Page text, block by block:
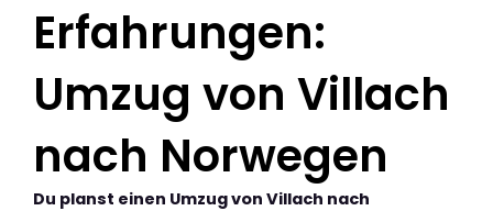
Erfahrungen:
Umzug von Villach
nach Norwegen
Du planst einen Umzug von Villach nach